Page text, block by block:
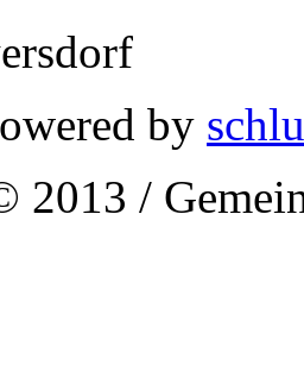
by
2013 /